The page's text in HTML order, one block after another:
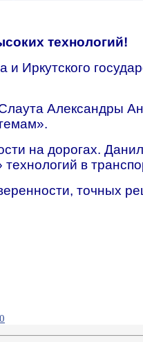
технологий!
Иркутского
Александры
на дорогах.
в
точных